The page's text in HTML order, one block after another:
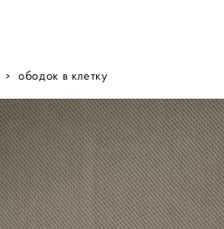
> ободок в клетку